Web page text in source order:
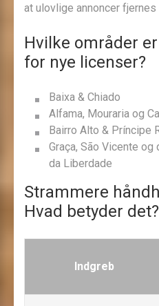
at ulovlige annoncer fjernes
Hvilke områder
for nye licenser?
Baixa & Chiado
Alfama, Mouraria og
Bairro Alto & Príncipe
Graça, São Vicente
da Liberdade
Strammere
Hvad betyder det?
Indgreb